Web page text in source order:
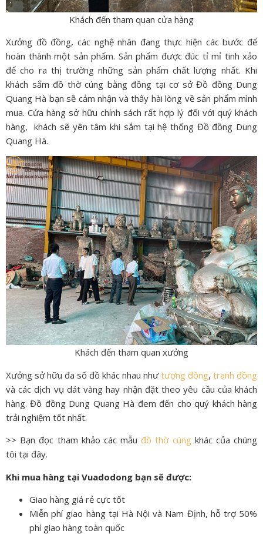
Khách đến tham quan cửa hàng
Xưởng đồ đồng, các nghệ nhân đang thực hiện các bước để
hoàn thành một sản phẩm. Sản phẩm được đúc tỉ mỉ tinh xảo
để cho ra thị trường những sản phẩm chất lượng nhất. Khi
khách sắm đồ thờ cúng bằng đồng tại cơ sở Đồ đồng Dung
Quang Hà bạn sẽ cảm nhận và thấy hài lòng về sản phẩm mình
mua. Cửa hàng sở hữu chính sách rất hợp lý đối với quý khách
hàng, khách sẽ yên tâm khi sắm tại hệ thống Đồ đồng Dung
Quang Hà.
Khách đến tham quan xưởng
Xưởng sở hữu đa số đồ khác nhau nhưtượng đồng, tranh đồng
và các dịch vụ dát vàng hay nhận đặt theo yêu cầu của khách
hàng. Đồ đồng Dung Quang Hà đem đến cho quý khách hàng
trải nghiệm tốt nhất.
>> Bạn đọc tham khảo các mẫuđồ thờ cúngkhác của chúng
tôi tại đây.
Khi mua hàng tại Vuadodong bạn sẽ được:
Giao hàng giá rẻ cực tốt
Miễn phí giao hàng tại Hà Nội và Nam Định, hỗ trợ 50%
phí giao hàng toàn quốc